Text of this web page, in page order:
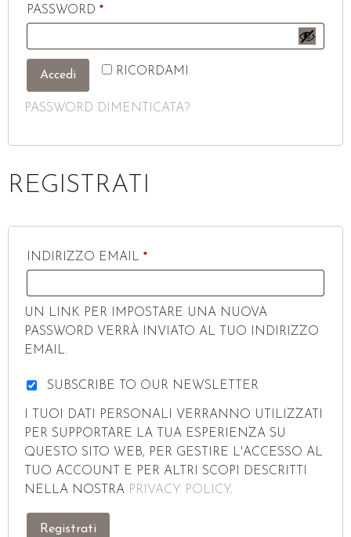
PASSWORD *
RICORDAMI
Accedi
PASSWORD DIMENTICATA?
REGISTRATI
INDIRIZZO EMAIL *
UN LINK PER IMPOSTARE UNA NUOVA
PASSWORD VERRÀ INVIATO AL TUO INDIRIZZO
EMAIL.
SUBSCRIBE TO OUR NEWSLETTER
I TUOI DATI PERSONALI VERRANNO UTILIZZATI
PER SUPPORTARE LA TUA ESPERIENZA SU
QUESTO SITO WEB, PER GESTIRE L'ACCESSO AL
TUO ACCOUNT E PER ALTRI SCOPI DESCRITTI
NELLA NOSTRA PRIVACY POLICY.
Registrati